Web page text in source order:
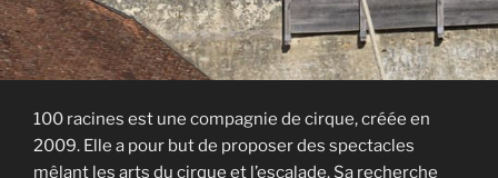
100 racines est une compagnie de cirque, créée en
2009. Elle a pour but de proposer des spectacles
mêlant les arts du cirque et l’escalade. Sa recherche